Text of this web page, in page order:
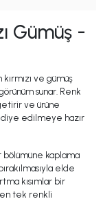
Gümüş -
ve gümüş
sunar. Renk
ve ürüne
edilmeye hazır
bölümüne kaplama
elde
kısımlar bir
tek renkli